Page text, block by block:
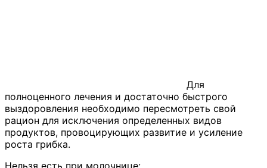
Для
полноценного лечения и достаточно быстрого
выздоровления необходимо пересмотреть свой
рацион для исключения определенных видов
продуктов, провоцирующих развитие и усиление
роста грибка.
Нельзя есть при молочнице: